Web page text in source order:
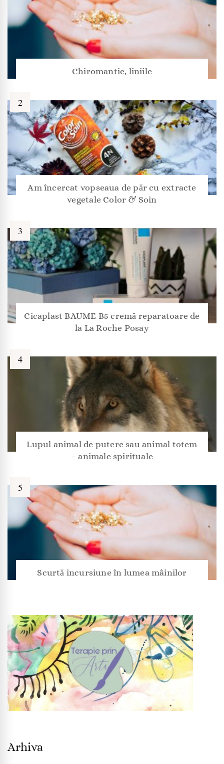
Chiromantie, liniile
Am încercat vopseaua de păr cu extracte
vegetale Color & Soin
Cicaplast BAUME B5 cremă reparatoare de
la La Roche Posay
Lupul animal de putere sau animal totem
– animale spirituale
Scurtă incursiune în lumea mâinilor
Arhiva